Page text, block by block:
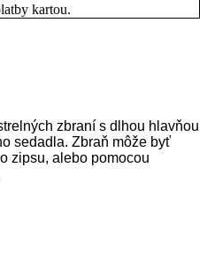
kartou.
zbraní s dlhou hlavňou
sedadla. Zbraň môže byť
zipsu, alebo pomocou